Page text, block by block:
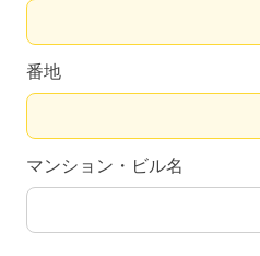
番地
マンション・ビル名